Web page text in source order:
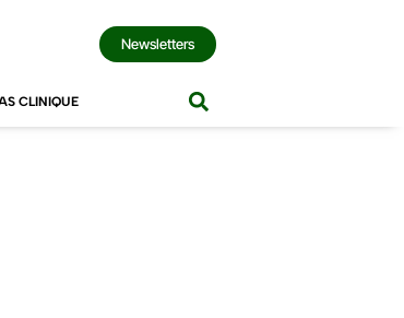
Newsletters
CLINIQUE